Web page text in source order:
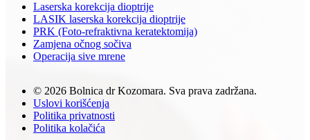
Laserska korekcija dioptrije
LASIK laserska korekcija dioptrije
PRK (Foto-refraktivna keratektomija)
Zamjena očnog sočiva
Operacija sive mrene
© 2026 Bolnica dr Kozomara. Sva prava zadržana.
Uslovi korišćenja
Politika privatnosti
Politika kolačića